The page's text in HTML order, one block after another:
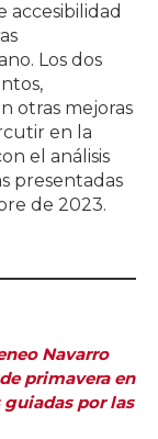
accesibilidad
Los dos
otras mejoras
en la
el análisis
presentadas
de 2023.
Navarro
primavera en
por las